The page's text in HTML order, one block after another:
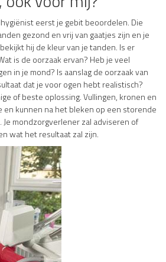
eerst je gebit beoordelen. Die
gezond en vrij van gaatjes zijn en je
hij de kleur van je tanden. Is er
is de oorzaak ervan? Heb je veel
in je mond? Is aanslag de oorzaak van
dat je voor ogen hebt realistisch?
of beste oplossing. Vullingen, kronen en
en kunnen na het bleken op een storende
mondzorgverlener zal adviseren of
wat het resultaat zal zijn.